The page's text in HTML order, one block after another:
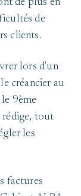
de plus en
de
clients.
lors d'un
créancier au
9ème
rédige, tout
les
factures